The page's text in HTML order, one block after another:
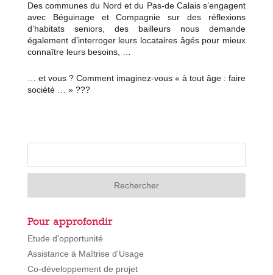
Des communes du Nord et du Pas-de Calais s’engagent
avec Béguinage et Compagnie sur des réflexions
d’habitats seniors, des bailleurs nous demande
également d’interroger leurs locataires âgés pour mieux
connaître leurs besoins, …
… et vous ? Comment imaginez-vous « à tout âge : faire
société … » ???
Pour approfondir
Etude d'opportunité
Assistance à Maîtrise d'Usage
Co-développement de projet